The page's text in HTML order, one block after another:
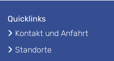
Quicklinks
Kontakt und Anfahrt
Standorte